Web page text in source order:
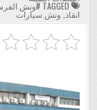
#ونش
انقاذ ونش سيارات